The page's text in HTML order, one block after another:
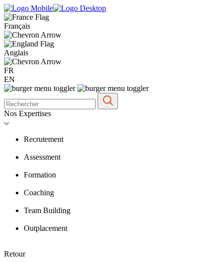
Français
Anglais
FR
EN
Nos Expertises
Recrutement
Assessment
Formation
Coaching
Team Building
Outplacement
Retour